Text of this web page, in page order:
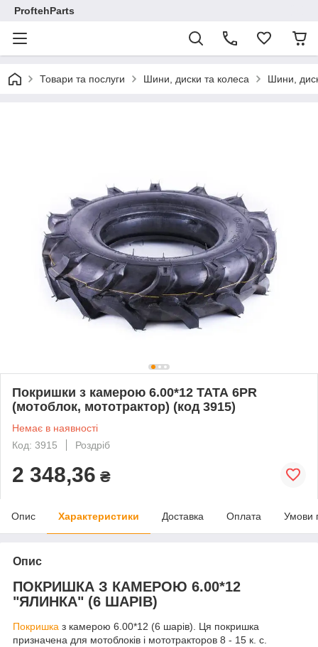
ProftehParts
Товари та послуги Шини, диски та колеса Шини,
Покришки з камерою 6.00*12 ТАТА 6PR
(мотоблок, мототрактор) (код 3915)
Немає в наявності
Код: 3915
Роздріб
2 348,36 ₴
Опис Характеристики Доставка Оплата Умови
Опис
ПОКРИШКА З КАМЕРОЮ 6.00*12
"ЯЛИНКА" (6 ШАРІВ)
Покришка з камерою 6.00*12 (6 шарів). Ця покришка
призначена для мотоблоків і мототракторов 8 - 15 к. с.